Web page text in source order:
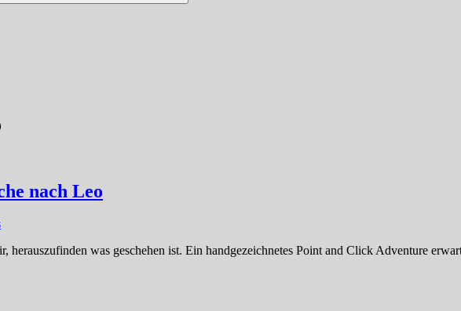
Suchen
nach Leo
was geschehen ist. Ein handgezeichnetes Point and Click Adventure